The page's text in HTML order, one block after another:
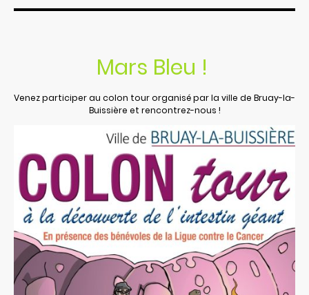
Mars Bleu !
Venez participer au colon tour organisé par la ville de Bruay-la-
Buissière et rencontrez-nous !